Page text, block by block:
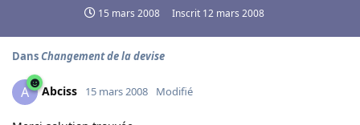
15 mars 2008 Inscrit 12 mars 2008
DansChangement de la devise
A Abciss 15 mars 2008 Modifié